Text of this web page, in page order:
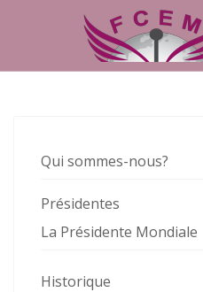
Qui sommes-nous?
Présidentes
La Présidente Mondiale
Historique